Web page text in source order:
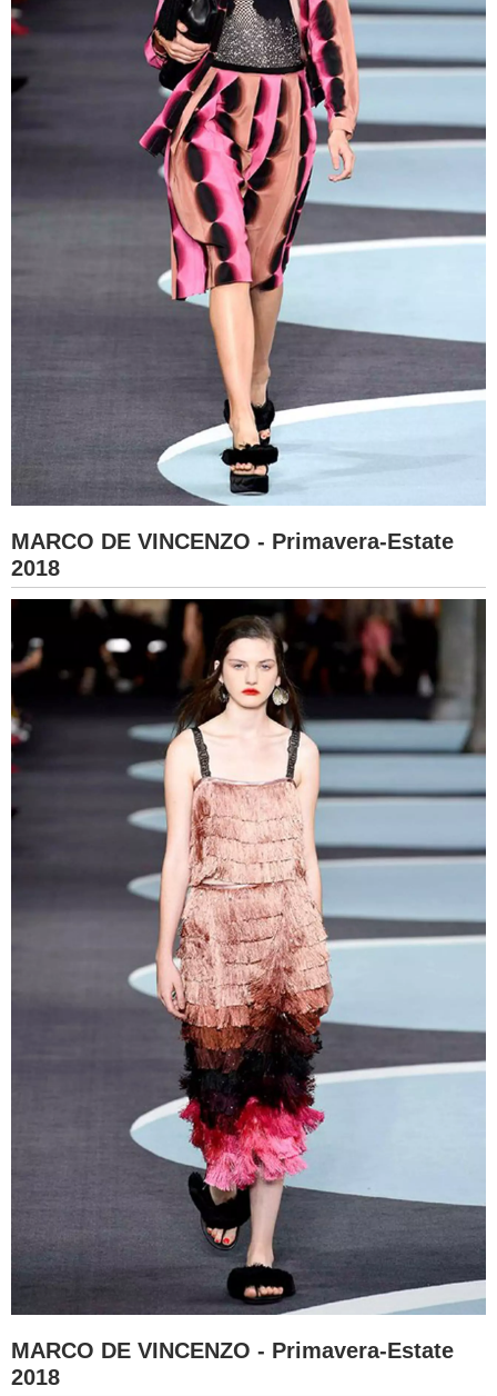
MARCO DE VINCENZO - Primavera-Estate
2018
MARCO DE VINCENZO - Primavera-Estate
2018